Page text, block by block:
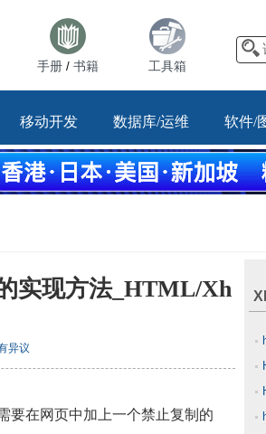
手册 / 书籍 工具箱
移动开发 数据库/运维 软件/
实现方法_HTML/Xh
异议
要在网页中加上一个禁止复制的